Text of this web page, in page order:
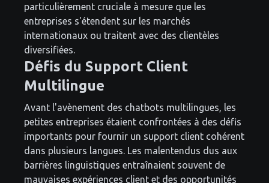
particulièrement cruciale à mesure que les
entreprises s'étendent sur les marchés
internationaux ou traitent avec des clientèles
diversifiées.
Défis du Support Client
Multilingue
Avant l'avènement des chatbots multilingues, les
petites entreprises étaient confrontées à des défis
importants pour fournir un support client cohérent
dans plusieurs langues. Les malentendus dus aux
barrières linguistiques entraînaient souvent de
mauvaises expériences client et des opportunités